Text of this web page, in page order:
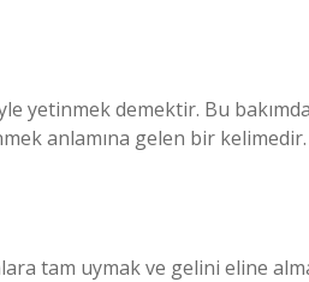
yetinmek demektir. Bu
anlamına gelen bir kelimedir.
tam uymak ve gelini eline